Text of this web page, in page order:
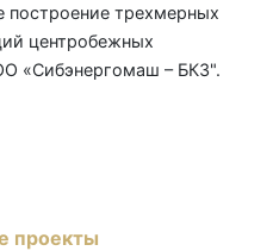
построение трехмерных
центробежных
«Сибэнергомаш – БКЗ".
проекты